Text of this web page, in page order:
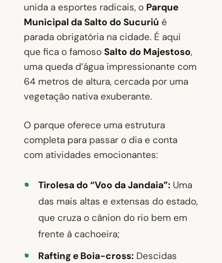
unida a esportes radicais, o Parque
Municipal da Salto do Sucuriú é
parada obrigatória na cidade. É aqui
que fica o famoso Salto do Majestoso,
uma queda d’água impressionante com
64 metros de altura, cercada por uma
vegetação nativa exuberante.
O parque oferece uma estrutura
completa para passar o dia e conta
com atividades emocionantes:
Tirolesa do “Voo da Jandaia”: Uma
das mais altas e extensas do estado,
que cruza o cânion do rio bem em
frente à cachoeira;
Rafting e Boia-cross: Descidas